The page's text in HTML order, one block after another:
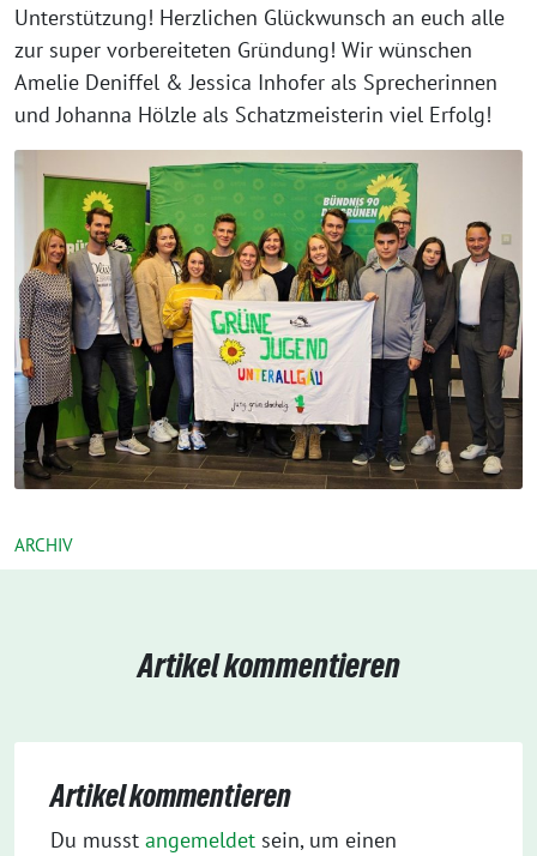
Unterstützung! Herzlichen Glückwunsch an euch alle
zur super vorbereiteten Gründung! Wir wünschen
Amelie Deniffel & Jessica Inhofer als Sprecherinnen
und Johanna Hölzle als Schatzmeisterin viel Erfolg!
ARCHIV
Artikel kommentieren
Artikel kommentieren
Du musst angemeldet sein, um einen